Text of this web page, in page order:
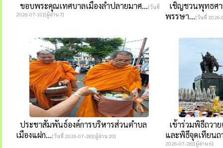
ขอบพระคุณเทศบาลเมืองลำปลายมาศ...[วันที่
2026-07-31][ผู้อ่าน 7]
เชิญชวนพุทธศ
พรรษา...[วันที่ 2026-
ประชาสัมพันธ์องค์การบริหารส่วนตำบล
เมืองแฝก...[วันที่ 2026-07-28][ผู้อ่าน 20]
เข้าร่วมพิธีถวา
และพิธีจุดเทียน
2026-07-28][ผู้อ่าน 6]